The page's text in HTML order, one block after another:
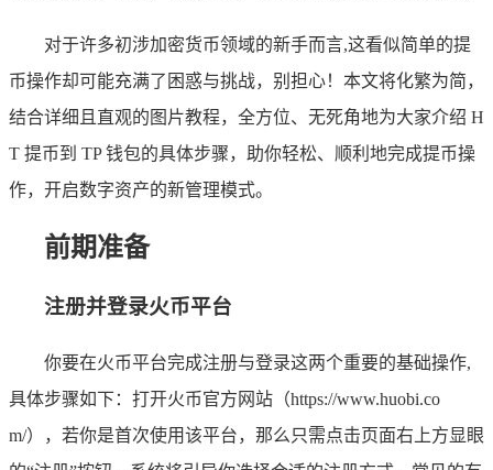
对于许多初涉加密货币领域的新手而言,这看似简单的提
币操作却可能充满了困惑与挑战，别担心！本文将化繁为简，
结合详细且直观的图片教程，全方位、无死角地为大家介绍 H
T 提币到 TP 钱包的具体步骤，助你轻松、顺利地完成提币操
作，开启数字资产的新管理模式。
前期准备
注册并登录火币平台
你要在火币平台完成注册与登录这两个重要的基础操作,
具体步骤如下：打开火币官方网站（https://www.huobi.co
m/），若你是首次使用该平台，那么只需点击页面右上方显眼